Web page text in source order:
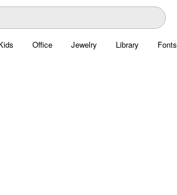
Office Jewelry Library Fonts